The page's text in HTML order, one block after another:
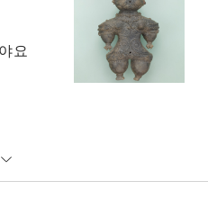
요